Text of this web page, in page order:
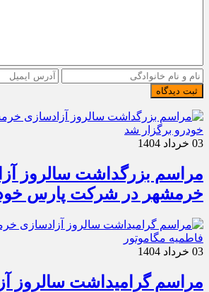
ثبت دیدگاه
03 خرداد 1404
مراسم بزرگداشت سالروز
خرمشهر در شرکت پارس
03 خرداد 1404
مراسم گرامیداشت سالروز